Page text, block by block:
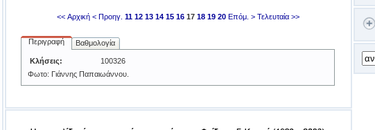
<< Αρχική < Προηγ. 11 12 13 14 15 16 17 18 19 20 Επόμ. > Τελευταία >>
Περιγραφή Βαθμολογία
Κλήσεις:
100326
Φωτο: Γιάννης Παπαιωάννου.